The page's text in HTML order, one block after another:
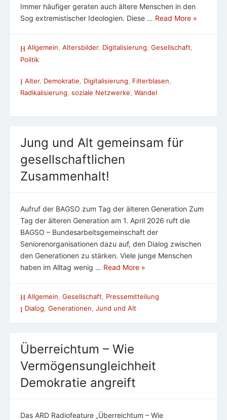
Immer häufiger geraten auch ältere Menschen in den
Sog extremistischer Ideologien. Diese … Read More »
Allgemein, Altersbilder, Digitalisierung, Gesellschaft,
Politik
Alter, Demokratie Digitalisierung Filterblasen
Radikalisierung soziale Netzwerke Wandel
Jung und Alt gemeinsam für
gesellschaftlichen
Zusammenhalt!
Aufruf der BAGSO zum Tag der älteren Generation Zum
Tag der älteren Generation am 1. April 2026 ruft die
BAGSO – Bundesarbeitsgemeinschaft der
Seniorenorganisationen dazu auf, den Dialog zwischen
den Generationen zu stärken. Viele junge Menschen
haben im Alltag wenig … Read More »
Allgemein Gesellschaft
Pressemitteilung
Dialog, Generationen, Jund und Alt
Überreichtum – Wie
Vermögensungleichheit
Demokratie angreift
Das ARD Radiofeature „Überreichtum – Wie